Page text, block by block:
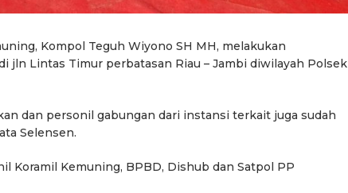
Kompol Teguh Wiyono SH MH, melakukan
jln Lintas Timur perbatasan Riau – Jambi diwilayah Polsek
dan personil gabungan dari instansi terkait juga sudah
Selensen.
Koramil Kemuning, BPBD, Dishub dan Satpol PP